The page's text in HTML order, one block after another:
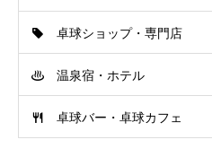
卓球ショップ・専門店
温泉宿・ホテル
卓球バー・卓球カフェ